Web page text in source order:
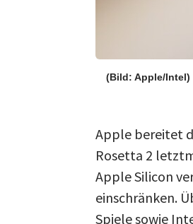
(Bild: Apple/Intel)
Apple bereitet
Rosetta 2
Apple Silicon
einschränken.
Spiele sowie